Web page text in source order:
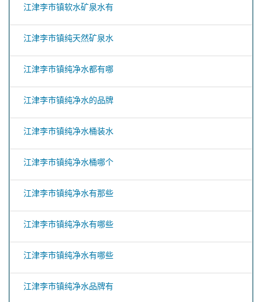
江津李市镇软水矿泉水有
江津李市镇纯天然矿泉水
江津李市镇纯净水都有哪
江津李市镇纯净水的品牌
江津李市镇纯净水桶装水
江津李市镇纯净水桶哪个
江津李市镇纯净水有那些
江津李市镇纯净水有哪些
江津李市镇纯净水有哪些
江津李市镇纯净水品牌有